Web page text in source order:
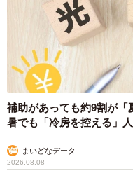
補助があっても約9割が
暑でも「冷房を控える」
まいどなデータ
2026.08.08